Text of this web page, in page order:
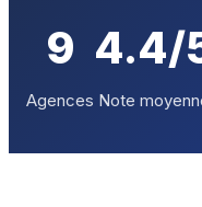
9
Agences
4.4/
Note